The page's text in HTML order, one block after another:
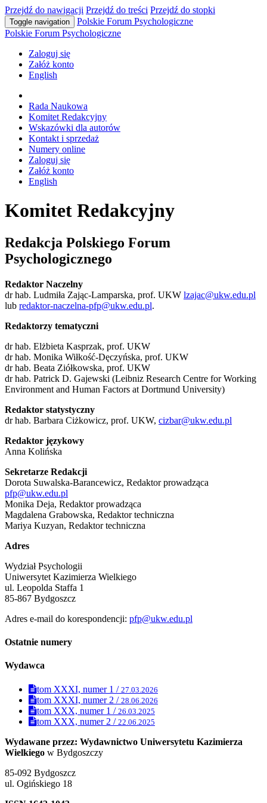
Przejdź do nawigacji Przejdź do treści Przejdź do stopki
Toggle navigation
Polskie Forum Psychologiczne
Polskie Forum Psychologiczne
Zaloguj się
Załóż konto
English
Rada Naukowa
Komitet Redakcyjny
Wskazówki dla autorów
Kontakt i sprzedaż
Numery online
Zaloguj się
Załóż konto
English
Komitet Redakcyjny
Redakcja Polskiego Forum
Psychologicznego
Redaktor Naczelny
dr hab. Ludmiła Zając-Lamparska, prof. UKW lzajac@ukw.edu.pl
lub redaktor-naczelna-pfp@ukw.edu.pl.
Redaktorzy tematyczni
dr hab. Elżbieta Kasprzak, prof. UKW
dr hab. Monika Wiłkość-Dęczyńska, prof. UKW
dr hab. Beata Ziółkowska, prof. UKW
dr hab. Patrick D. Gajewski (Leibniz Research Centre for Working
Environment and Human Factors at Dortmund University)
Redaktor statystyczny
dr hab. Barbara Ciżkowicz, prof. UKW, cizbar@ukw.edu.pl
Redaktor językowy
Anna Kolińska
Sekretarze Redakcji
Dorota Suwalska-Barancewicz, Redaktor prowadząca
pfp@ukw.edu.pl
Monika Deja, Redaktor prowadząca
Magdalena Grabowska, Redaktor techniczna
Mariya Kuzyan, Redaktor techniczna
Adres
Wydział Psychologii
Uniwersytet Kazimierza Wielkiego
ul. Leopolda Staffa 1
85-867 Bydgoszcz
Adres e-mail do korespondencji: pfp@ukw.edu.pl
Ostatnie numery
Wydawca
tom XXXI, numer 1 / 27.03.2026
tom XXXI, numer 2 / 28.06.2026
tom XXX, numer 1 / 26.03.2025
tom XXX, numer 2 / 22.06.2025
Wydawane przez: Wydawnictwo Uniwersytetu Kazimierza
Wielkiego w Bydgoszczy
85-092 Bydgoszcz
ul. Ogińskiego 18